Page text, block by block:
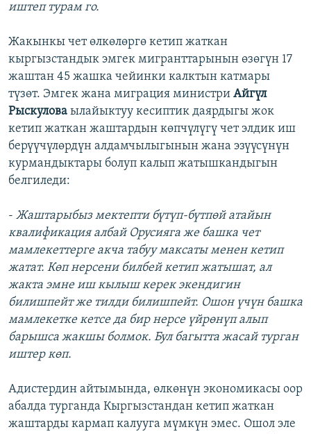
иштеп турам го.
Жакынкы чет өлкөлөргө кетип жаткан
кыргызстандык эмгек мигранттарынын өзөгүн 17
жаштан 45 жашка чейинки калктын катмары
түзөт. Эмгек жана миграция министри Айгүл
Рыскулова ылайыктуу кесиптик даярдыгы жок
кетип жаткан жаштардын көпчүлүгү чет элдик иш
берүүчүлөрдүн алдамчылыгынын жана эзүүсүнүн
курмандыктары болуп калып жатышкандыгын
белгиледи:
- Жаштарыбыз мектепти бүтүп-бүтпөй атайын
квалификация албай Орусияга же башка чет
мамлекеттерге акча табуу максаты менен кетип
жатат. Көп нерсени билбей кетип жатышат, ал
жакта эмне иш кылыш керек экендигин
билишпейт же тилди билишпейт. Ошон үчүн башка
мамлекетке кетсе да бир нерсе үйрөнүп алып
барышса жакшы болмок. Бул багытта жасай турган
иштер көп.
Адистердин айтымында, өлкөнүн экономикасы оор
абалда турганда Кыргызстандан кетип жаткан
жаштарды кармап калууга мүмкүн эмес. Ошол эле